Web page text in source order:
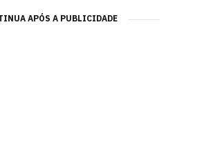
APÓS A PUBLICIDADE